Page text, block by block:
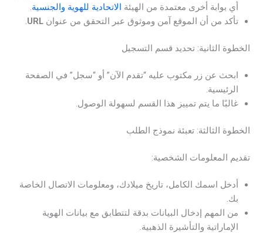
أي بوابة أخرى معتمدة من الهيئة الاتحادية للهوية والجنسية.
تأكد من أن الموقع آمن وموثوق عبر التحقق من عنوانURL
.
الخطوة الثانية: تحديد قسم التسجيل
ابحث عن زر مكتوب عليه “تقدم الآن” أو “سجل” في الصفحة
الرئيسية.
غالبًا ما يتم تمييز هذا القسم لسهولة الوصول.
الخطوة الثالثة: تعبئة نموذج الطلب
تقديم المعلومات الشخصية:
أدخل اسمك الكامل، تاريخ ميلادك، ومعلومات الاتصال الخاصة
بك.
من المهم إدخال البيانات بدقة لتتطابق مع بيانات الهوية
الإماراتية والتأشيرة الذهبية.